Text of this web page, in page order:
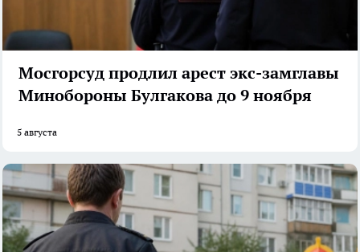
Мосгорсуд продлил арест экс-замглавы
Минобороны Булгакова до 9 ноября
5 августа